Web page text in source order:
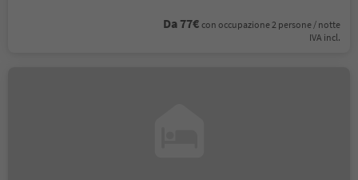
Da 77€ con occupazione 2 persone / notte
IVA incl.